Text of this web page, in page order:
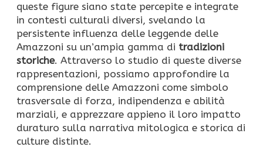
queste figure siano state percepite e integrate
in contesti culturali diversi, svelando la
persistente influenza delle leggende delle
Amazzoni su un’ampia gamma di tradizioni
storiche. Attraverso lo studio di queste diverse
rappresentazioni, possiamo approfondire la
comprensione delle Amazzoni come simbolo
trasversale di forza, indipendenza e abilità
marziali, e apprezzare appieno il loro impatto
duraturo sulla narrativa mitologica e storica di
culture distinte.